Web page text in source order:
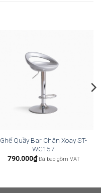
Ghế Quầy Bar Chân Xoay ST-
WC157
790.000₫ Đã bao gồm VAT